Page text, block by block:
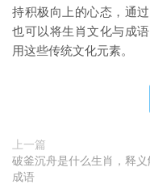
持积极向上的心态，通
也可以将生肖文化与成
用这些传统文化元素。
上一篇
破釜沉舟是什么生肖，释义
成语